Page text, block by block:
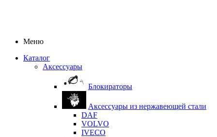
Меню
Каталог
Аксессуары
Блокираторы
Аксессуары из нержавеющей стали
DAF
VOLVO
IVECO